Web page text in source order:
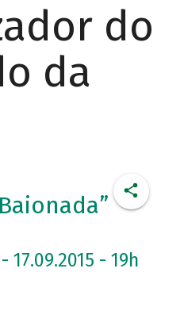
do
da
17.09.2015 - 19h